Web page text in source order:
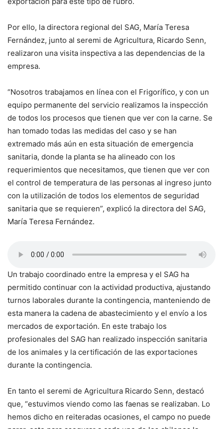
Por ello, la directora regional del SAG, María Teresa
Fernández, junto al seremi de Agricultura, Ricardo Senn,
realizaron una visita inspectiva a las dependencias de la
empresa.
“Nosotros trabajamos en línea con el Frigorífico, y con un
equipo permanente del servicio realizamos la inspección
de todos los procesos que tienen que ver con la carne. Se
han tomado todas las medidas del caso y se han
extremado más aún en esta situación de emergencia
sanitaria, donde la planta se ha alineado con los
requerimientos que necesitamos, que tienen que ver con
el control de temperatura de las personas al ingreso junto
con la utilización de todos los elementos de seguridad
sanitaria que se requieren”, explicó la directora del SAG,
María Teresa Fernández.
Un trabajo coordinado entre la empresa y el SAG ha
permitido continuar con la actividad productiva, ajustando
turnos laborales durante la contingencia, manteniendo de
esta manera la cadena de abastecimiento y el envío a los
mercados de exportación. En este trabajo los
profesionales del SAG han realizado inspección sanitaria
de los animales y la certificación de las exportaciones
durante la contingencia.
En tanto el seremi de Agricultura Ricardo Senn, destacó
que, “estuvimos viendo como las faenas se realizaban. Lo
hemos dicho en reiteradas ocasiones, el campo no puede